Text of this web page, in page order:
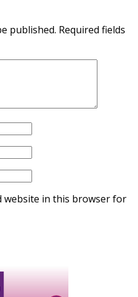
published. Required fields
website in this browser for